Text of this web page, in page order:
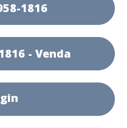
1816
- Venda